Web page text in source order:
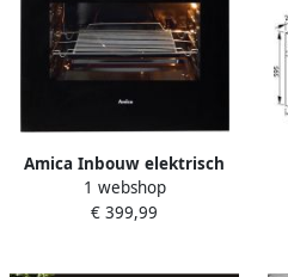
Amica Inbouw elektrisch
fornuisset EHE 932 000 E
(set)
1 webshop
€ 399,99